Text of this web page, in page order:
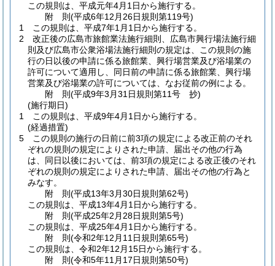
この規則は、平成元年4月1日から施行する。
附 則(平成6年12月26日規則第119号)
1
この規則は、平成7年1月1日から施行する。
2
改正後の広島市旅館業法施行細則、広島市興行場法施行細
則及び広島市公衆浴場法施行細則の規定は、この規則の施
行の日以後の申請に係る旅館業、興行場営業及び浴場業の
許可について適用し、同日前の申請に係る旅館業、興行場
営業及び浴場業の許可については、なお従前の例による。
附 則(平成9年3月31日規則第11号 抄)
(施行期日)
1
この規則は、平成9年4月1日から施行する。
(経過措置)
5
この規則の施行の日前に前3項の規定による改正前のそれ
ぞれの規則の規定によりされた申請、届出その他の行為
は、同日以後においては、前3項の規定による改正後のそれ
ぞれの規則の規定によりされた申請、届出その他の行為と
みなす。
附 則(平成13年3月30日規則第62号)
この規則は、平成13年4月1日から施行する。
附 則(平成25年2月28日規則第5号)
この規則は、平成25年4月1日から施行する。
附 則(令和2年12月11日規則第65号)
この規則は、令和2年12月15日から施行する。
附 則(令和5年11月17日規則第50号)